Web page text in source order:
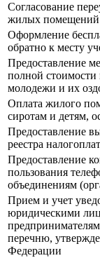
Согласование
жилых помещений
Оформление
обратно к месту
Предоставление
полной стоимости
молодежи и их
Оплата жилого
сиротам и детям,
Предоставление
реестра
Предоставление
пользования
объединениям
Прием и учет
юридическими
перечню,
Федерации